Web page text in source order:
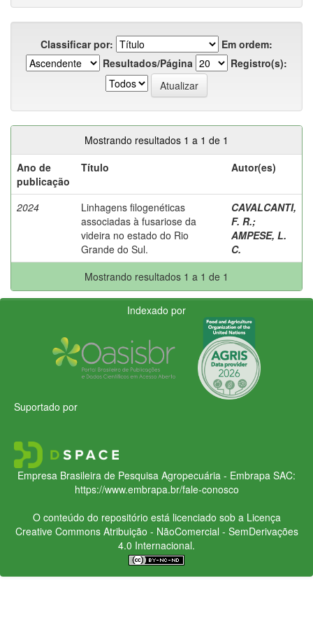
Classificar por:
Em ordem:
Resultados/Página
Registro(s):
Mostrando resultados 1 a 1 de 1
Ano de
publicação
Título Autor(es)
2024
Linhagens filogenéticas
associadas à fusariose da
videira no estado do Rio
Grande do Sul.
CAVALCANTI,
F. R.;
AMPESE, L.
C.
Mostrando resultados 1 a 1 de 1
Indexado por
Suportado por
Empresa Brasileira de Pesquisa Agropecuária - Embrapa SAC:
https://www.embrapa.br/fale-conosco
O conteúdo do repositório está licenciado sob a Licença
Creative CommonsAtribuição - NãoComercial - SemDerivações
4.0 Internacional.